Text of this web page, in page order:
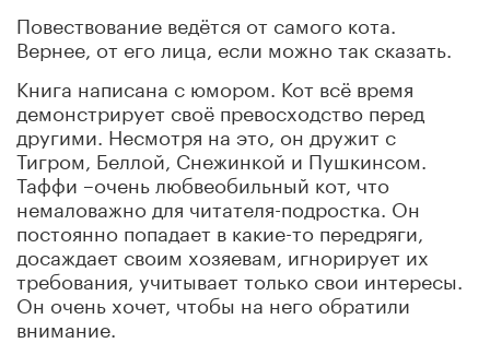
Повествование ведётся от самого кота.
Вернее, от его лица, если можно так сказать.
Книга написана с юмором. Кот всё время
демонстрирует своё превосходство перед
другими. Несмотря на это, он дружит с
Тигром, Беллой, Снежинкой и Пушкинсом.
Таффи –очень любвеобильный кот, что
немаловажно для читателя-подростка. Он
постоянно попадает в какие-то передряги,
досаждает своим хозяевам, игнорирует их
требования, учитывает только свои интересы.
Он очень хочет, чтобы на него обратили
внимание.